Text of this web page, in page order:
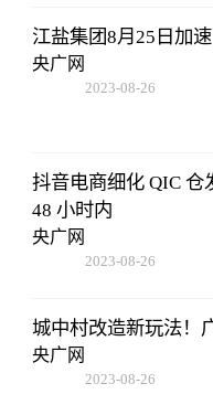
江盐集团8月25日加
央广网
2023-08-26
抖音电商细化 QIC
48 小时内
央广网
2023-08-26
城中村改造新玩法！
央广网
2023-08-26